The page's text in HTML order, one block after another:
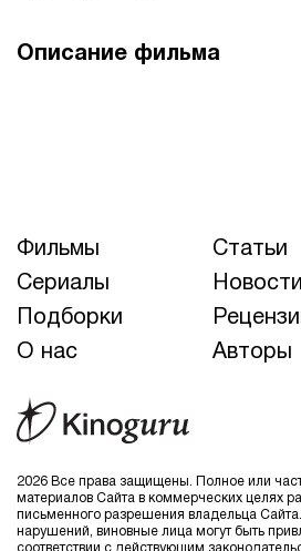
Описание фильма
2026 Все права защищены. Полное или
материалов Сайта в коммерческих целях
письменного разрешения владельца
нарушений, виновные лица могут быть
соответствии с действующим
Фильмы
Статьи
Сериалы
Новости
Подборки
О нас
Авторы